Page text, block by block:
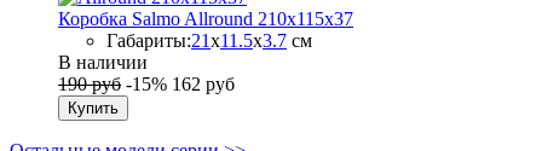
Коробка Salmo Allround 210x115x37
Габариты:21x11.5x3.7 см
В наличии
190 руб -15% 162 руб
Купить